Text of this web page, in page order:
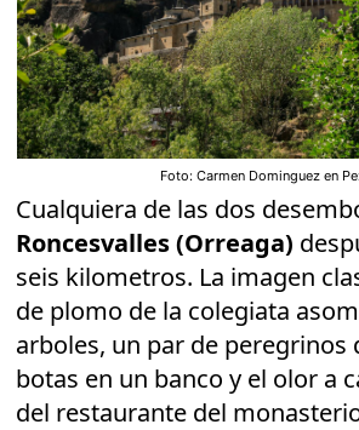
Foto: Carmen Dominguez en
Cualquiera de las dos
Roncesvalles (Orreaga)
seis kilometros. La imagen
de plomo de la colegiata
arboles, un par de peregrinos
botas en un banco y el olor a
del restaurante del